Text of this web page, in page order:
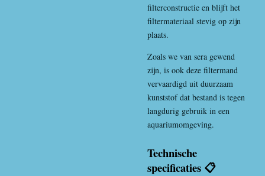
filterconstructie en blijft het
filtermateriaal stevig op zijn
plaats.
Zoals we van sera gewend
zijn, is ook deze filtermand
vervaardigd uit duurzaam
kunststof dat bestand is tegen
langdurig gebruik in een
aquariumomgeving.
Technische
specificaties 📋